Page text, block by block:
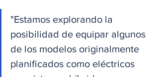
"Estamos explorando la
posibilidad de equipar algunos
de los modelos originalmente
planificados como eléctricos